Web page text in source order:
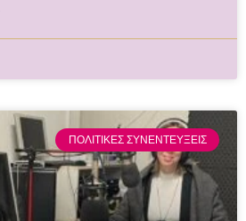
ΠΟΛΙΤΙΚΕΣ ΣΥΝΕΝΤΕΥΞΕΙΣ